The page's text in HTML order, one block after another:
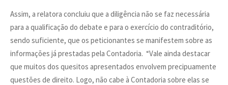
Assim, a relatora concluiu que a diligência não se faz necessária
para a qualificação do debate e para o exercício do contraditório,
sendo suficiente, que os peticionantes se manifestem sobre as
informações já prestadas pela Contadoria. “Vale ainda destacar
que muitos dos quesitos apresentados envolvem precipuamente
questões de direito. Logo, não cabe à Contadoria sobre elas se